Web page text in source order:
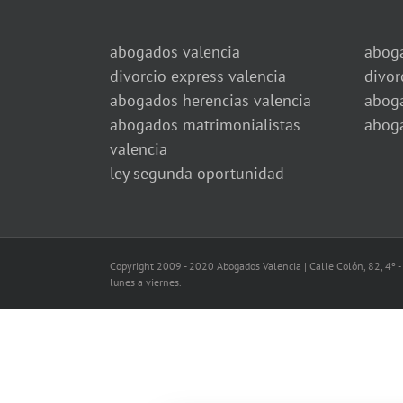
abogados valencia
divorcio express valencia
abogados herencias valencia
abogados matrimonialistas
valencia
ley segunda oportunidad
Copyright 2009 - 2020 Abogados Valencia | Calle Colón, 82,
lunes a viernes.